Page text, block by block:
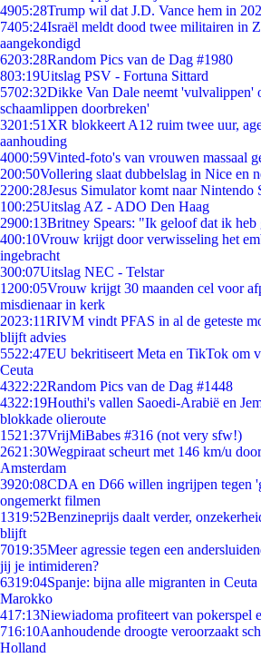
4905:28Trump wil dat J.D. Vance hem in
7405:24Israël meldt dood twee militairen in
aangekondigd
6203:28Random Pics van de Dag #1980
803:19Uitslag PSV - Fortuna Sittard
5702:32Dikke Van Dale neemt 'vulvalippen'
schaamlippen doorbreken'
3201:51 XR blokkeert A12 ruim twee uur,
aanhouding
4000:59Vinted-foto's van vrouwen massaal
200:50Vollering slaat dubbelslag in Nice en
2200:28Jesus Simulator komt naar Nintendo
100:25Uitslag AZ - ADO Den Haag
2900:13Britney Spears: "Ik geloof dat ik heb
400:10Vrouw krijgt door verwisseling het
ingebracht
300:07Uitslag NEC - Telstar
1200:05Vrouw krijgt 30 maanden cel voor
misdienaar in kerk
2023:11RIVM vindt PFAS in al de geteste
blijft advies
5522:47EU bekritiseert Meta en TikTok om
Ceuta
4322:22Random Pics van de Dag #1448
4322:19Houthi's vallen Saoedi-Arabië en
blokkade olieroute
1521:37VrijMiBabes #316 (not very sfw!)
2621:30Wegpiraat scheurt met 146 km/u
Amsterdam
3920:08CDA en D66 willen ingrijpen tegen
ongemerkt filmen
1319:52Benzineprijs daalt verder,
blijft
7019:35Meer agressie tegen een
jij je intimideren?
6319:04Spanje: bijna alle migranten in
Marokko
417:13Niewiadoma profiteert van pokerspel
716:10Aanhoudende droogte veroorzaakt
Holland